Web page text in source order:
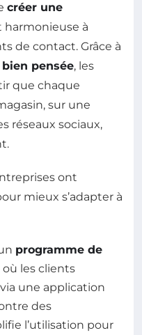
créer une
harmonieuse à
de contact. Grâce à
bien pensée, les
que chaque
sur une
réseaux sociaux,
ont
mieux s’adapter à
programme de
où les clients
une application
des
l’utilisation pour